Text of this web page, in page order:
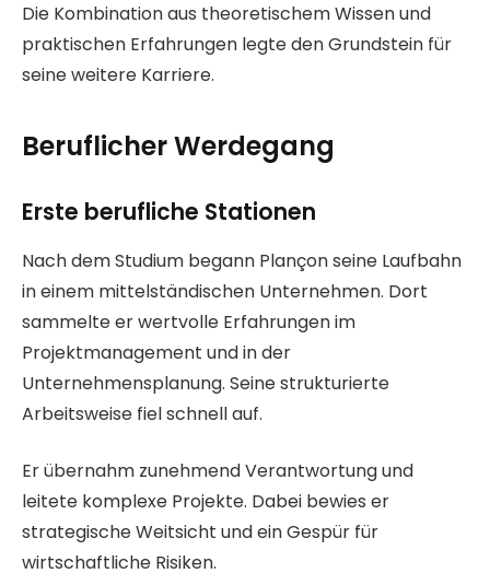
Die Kombination aus theoretischem Wissen und
praktischen Erfahrungen legte den Grundstein für
seine weitere Karriere.
Beruflicher Werdegang
Erste berufliche Stationen
Nach dem Studium begann Plançon seine Laufbahn
in einem mittelständischen Unternehmen. Dort
sammelte er wertvolle Erfahrungen im
Projektmanagement und in der
Unternehmensplanung. Seine strukturierte
Arbeitsweise fiel schnell auf.
Er übernahm zunehmend Verantwortung und
leitete komplexe Projekte. Dabei bewies er
strategische Weitsicht und ein Gespür für
wirtschaftliche Risiken.